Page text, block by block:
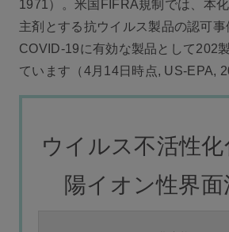
1971）。米国FIFRA規制では、本
主剤とする抗ウイルス製品の認可事
COVID-19に有効な製品として202
ています（4月14日時点, US-EPA,
ウイルス不活性
陽イオン性界面